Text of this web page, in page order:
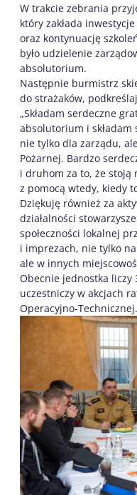
W trakcie zebrania
który zakłada
oraz kontynuację
było udzielenie
absolutorium.
Następnie burmistrz
do strażaków,
„Składam serdeczne
absolutorium i składam
nie tylko dla zarządu,
Pożarnej. Bardzo
i druhom za to, że stoją
z pomocą wtedy, kiedy
Dziękuję również za
działalności
społeczności lokalnej
i imprezach, nie tylko na
ale w innych
Obecnie jednostka liczy
uczestniczy w akcjach
Operacyjno-Technicznej.